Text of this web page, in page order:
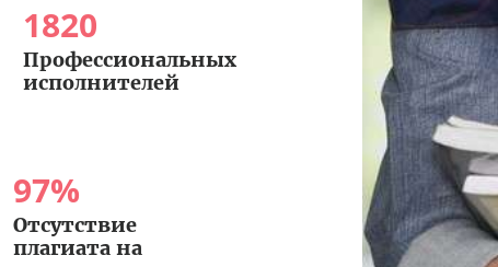
1820
Профессиональных
исполнителей
97%
Отсутствие
плагиата на